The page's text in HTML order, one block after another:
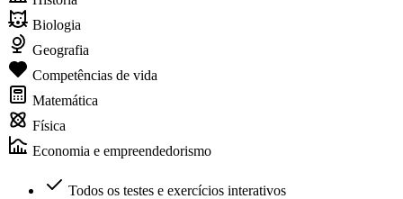
Biologia
Geografia
Competências de vida
Matemática
Física
Economia e empreendedorismo
Todos os testes e exercícios interativos